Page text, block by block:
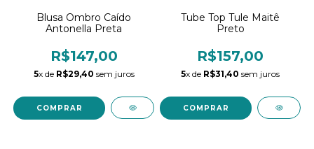
Blusa Ombro Caído
Antonella Preta
R$147,00
5x de R$29,40 sem juros
COMPRAR
Tube Top Tule Maitê
Preto
R$157,00
5x de R$31,40 sem juros
COMPRAR